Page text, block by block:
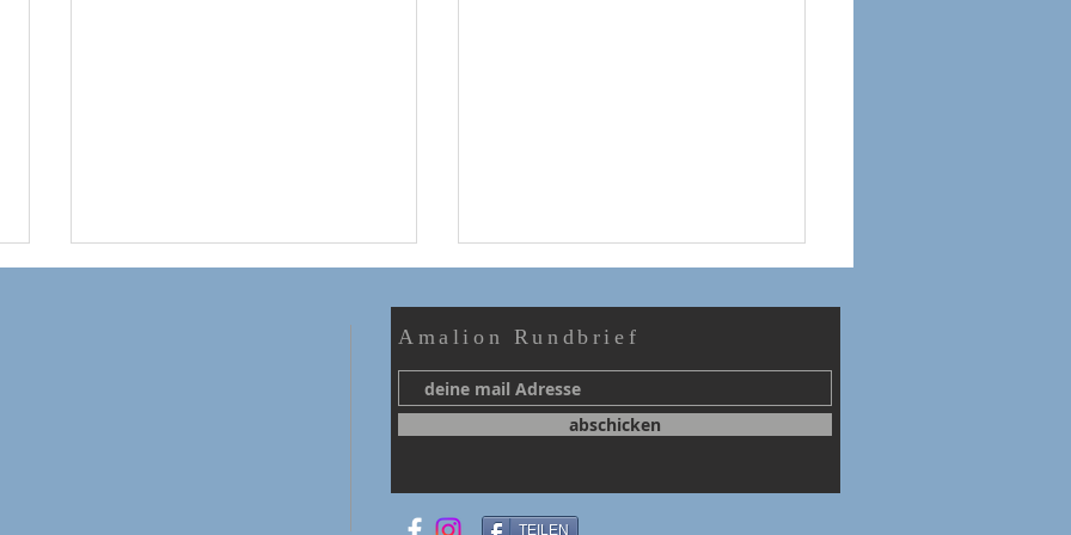
Abschied von KoraMotte
Amalion Rundbrief
abschicken
TEILEN